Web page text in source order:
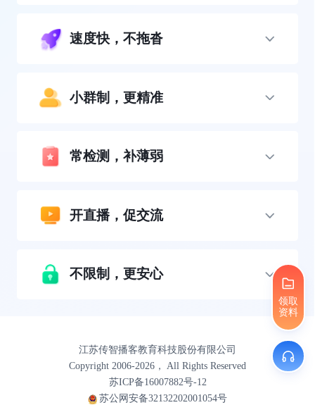
领取
资料
速度快，不拖沓
小群制，更精准
常检测，补薄弱
开直播，促交流
不限制，更安心
江苏传智播客教育科技股份有限公司
Copyright 2006-2026， All Rights Reserved
苏ICP备16007882号-12
苏公网安备32132202001054号